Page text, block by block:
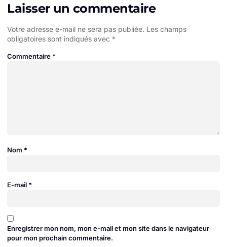
Laisser un commentaire
Votre adresse e-mail ne sera pas publiée. Les champs
obligatoires sont indiqués avec *
Commentaire *
Nom *
E-mail *
Enregistrer mon nom, mon e-mail et mon site dans le navigateur
pour mon prochain commentaire.